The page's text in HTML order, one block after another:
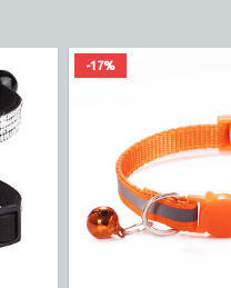
-17%